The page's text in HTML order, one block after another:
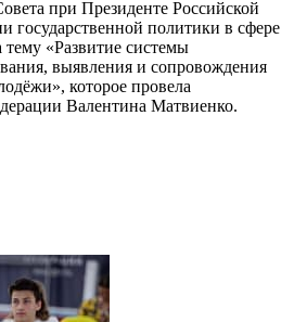
при Президенте Российской
государственной политики в сфере
«Развитие системы
выявления и сопровождения
которое провела
Валентина Матвиенко.